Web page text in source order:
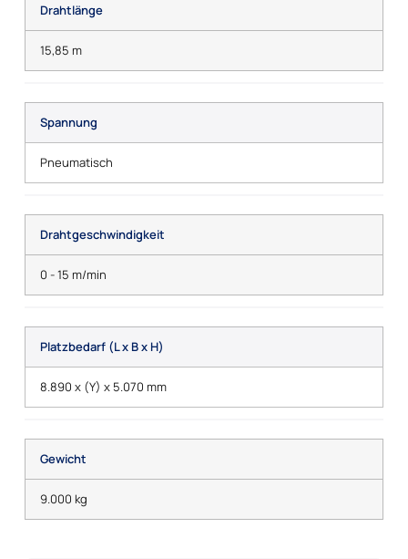
Drahtlänge
15,85 m
Spannung
Pneumatisch
Drahtgeschwindigkeit
0 - 15 m/min
Platzbedarf (L x B x H)
8.890 x (Y) x 5.070 mm
Gewicht
9.000 kg